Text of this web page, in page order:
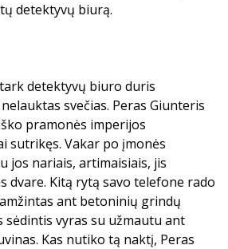
detektyvų biurą.
detektyvų biuro duris
svečias. Peras Giunteris
pramonės imperijos
sutrikęs. Vakar po įmonės
jos nariais, artimaisiais, jis
dvare. Kitą rytą savo telefone rado
ant betoninių grindų
vyras su užmautu ant
Kas nutiko tą naktį, Peras